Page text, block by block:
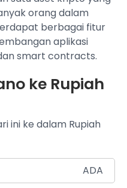
orang dalam
berbagai fitur
aplikasi
smart contracts.
ke Rupiah
ini ke dalam Rupiah
ADA